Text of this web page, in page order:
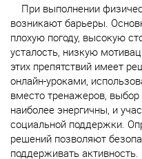
При выполнении
возникают барьеры.
плохую погоду, высокую
усталость, низкую
этих препятствий имеет
онлайн-уроками,
вместо тренажеров,
наиболее энергичны, и
социальной поддержки.
решений позволяют
поддерживать активность.